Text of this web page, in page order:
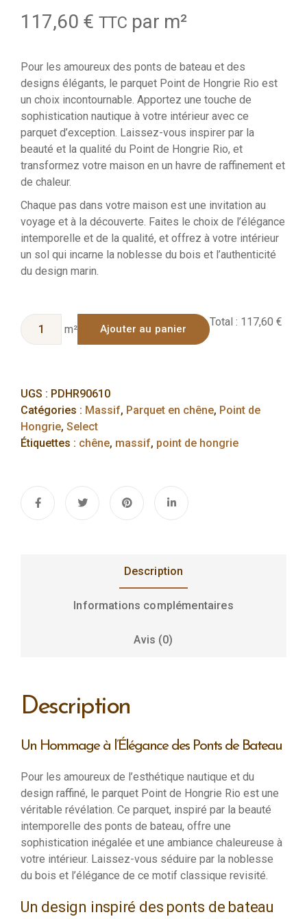
117,60 € TTC par m²
Pour les amoureux des ponts de bateau et des
designs élégants, le parquet Point de Hongrie Rio est
un choix incontournable. Apportez une touche de
sophistication nautique à votre intérieur avec ce
parquet d’exception. Laissez-vous inspirer par la
beauté et la qualité du Point de Hongrie Rio, et
transformez votre maison en un havre de raffinement et
de chaleur.
Chaque pas dans votre maison est une invitation au
voyage et à la découverte. Faites le choix de l’élégance
intemporelle et de la qualité, et offrez à votre intérieur
un sol qui incarne la noblesse du bois et l’authenticité
du design marin.
m² Ajouter au panier
Total : 117,60 €
UGS : PDHR90610
Catégories : Massif, Parquet en chêne, Point de
Hongrie, Select
Étiquettes : chêne, massif, point de hongrie
Description
Informations complémentaires
Avis (0)
Description
Un Hommage à l’Élégance des Ponts de Bateau
Pour les amoureux de l’esthétique nautique et du
design raffiné, le parquet Point de Hongrie Rio est une
véritable révélation. Ce parquet, inspiré par la beauté
intemporelle des ponts de bateau, offre une
sophistication inégalée et une ambiance chaleureuse à
votre intérieur. Laissez-vous séduire par la noblesse
du bois et l’élégance de ce motif classique revisité.
Un design inspiré des ponts de bateau